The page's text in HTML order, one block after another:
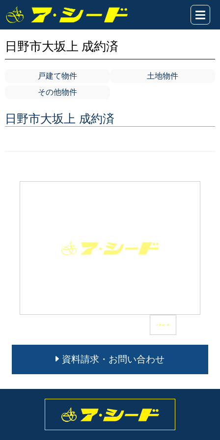
日野市大坂上 成約済
戸建て物件
土地物件
その他物件
日野市大坂上 成約済
資料請求・お問い合わせ